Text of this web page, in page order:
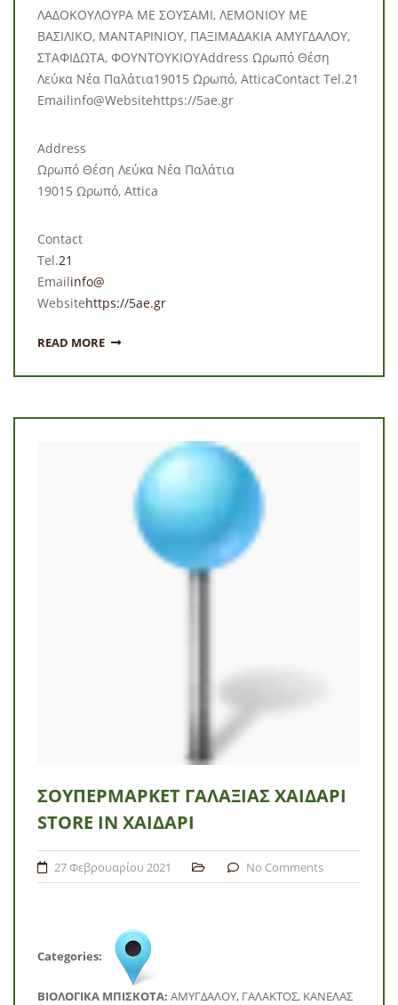
ΛΑΔΟΚΟΥΛΟΥΡΑ ΜΕ ΣΟΥΣΑΜΙ, ΛΕΜΟΝΙΟΥ ΜΕ
ΒΑΣΙΛΙΚΟ, ΜΑΝΤΑΡΙΝΙΟΥ, ΠΑΞΙΜΑΔΑΚΙΑ ΑΜΥΓΔΑΛΟΥ,
ΣΤΑΦΙΔΩΤΑ, ΦΟΥΝΤΟΥΚΙΟΥAddress Ωρωπό Θέση
Λεύκα Νέα Παλάτια19015 Ωρωπό, AtticaContact Tel.21
Emailinfo@Websitehttps://5ae.gr
Address
Ωρωπό Θέση Λεύκα Νέα Παλάτια
19015 Ωρωπό, Attica
Contact
Tel.21
Emailinfo@
Websitehttps://5ae.gr
READ MORE
ΣΟΥΠΕΡΜΆΡΚΕΤ ΓΑΛΑΞΊΑΣ ΧΑΙΔΆΡΙ
STORE IN ΧΑΙΔΆΡΙ
27 Φεβρουαρίου 2021 No Comments
Categories:
BΙΟΛΟΓΙΚΑ ΜΠΙΣΚΟΤΑ: ΑΜΥΓΔΑΛΟΥ, ΓΑΛΑΚΤΟΣ, ΚΑΝΕΛΑΣ